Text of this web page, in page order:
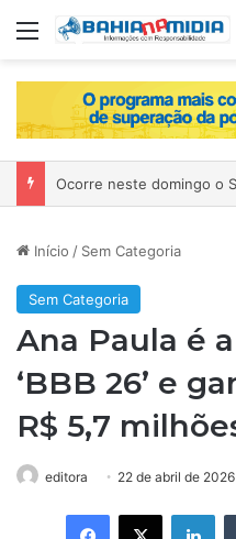
Menu
Início / Sem Categoria
Sem Categoria
Ana Paula é
‘BBB 26’ e
R$ 5,7
editora 22 de abril de 2026